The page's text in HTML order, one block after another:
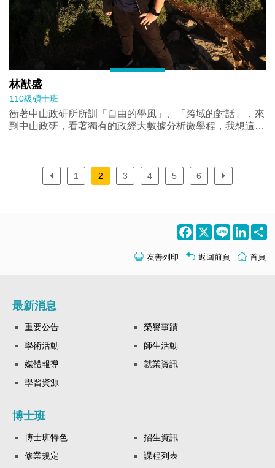
林猷盛
110級碩士班
衝著中山政研所所訓「自由的學風」、「跨域的對話」，來
到中山政研，看著獨有的政經大數據分析微學程，我想這就
1 2 3 4 5 6
Facebook
X Line
友善列印 返回前頁 首頁
最新消息
重要公告
榮譽事蹟
學術活動
師生活動
媒體報導
就業資訊
學習資源
博士班
博士班特色
招生資訊
修業規定
課程列表